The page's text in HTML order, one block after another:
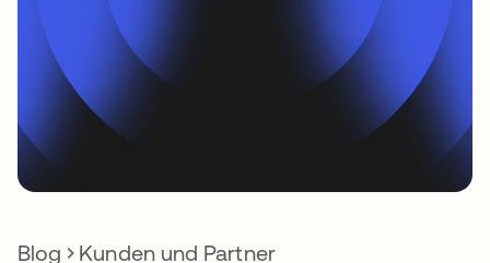
Blog Kunden und Partner